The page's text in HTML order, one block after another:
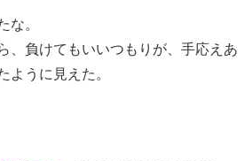
な。
、負けてもいいつもりが、手応えあ
ように見えた。